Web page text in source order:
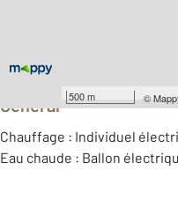
500 m ©
Équipements
Général
Chauffage : Individuel
Eau chaude : Ballon